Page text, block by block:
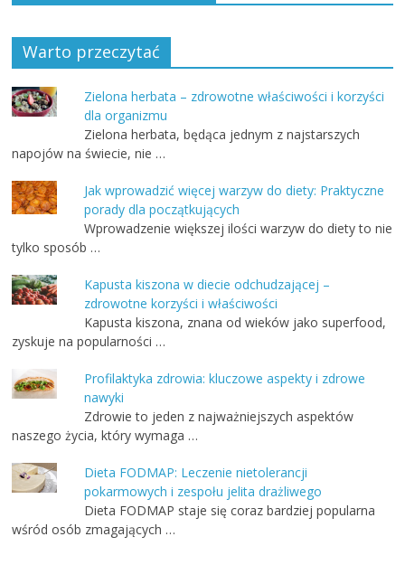
Warto przeczytać
Zielona herbata – zdrowotne właściwości i korzyści
dla organizmu
Zielona herbata, będąca jednym z najstarszych
napojów na świecie, nie …
Jak wprowadzić więcej warzyw do diety: Praktyczne
porady dla początkujących
Wprowadzenie większej ilości warzyw do diety to nie
tylko sposób …
Kapusta kiszona w diecie odchudzającej –
zdrowotne korzyści i właściwości
Kapusta kiszona, znana od wieków jako superfood,
zyskuje na popularności …
Profilaktyka zdrowia: kluczowe aspekty i zdrowe
nawyki
Zdrowie to jeden z najważniejszych aspektów
naszego życia, który wymaga …
Dieta FODMAP: Leczenie nietolerancji
pokarmowych i zespołu jelita drażliwego
Dieta FODMAP staje się coraz bardziej popularna
wśród osób zmagających …